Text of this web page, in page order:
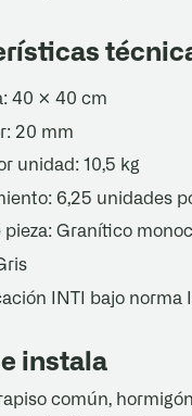
40 × 40 cm
20 mm
unidad: 10,5 kg
6,25 unidades
pieza: Granítico
INTI bajo norma
instala
común,